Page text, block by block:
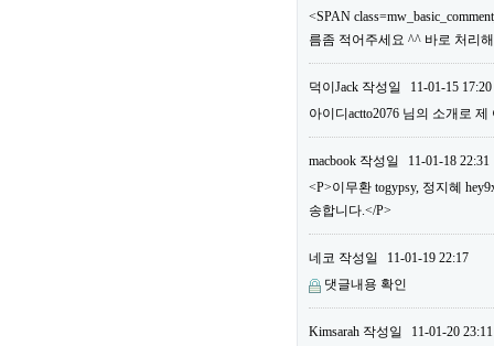
<SPAN
름좀 적어주세요 ^^ 바로 처리
덕이Jack 작성일
11-01-15 17:20
아이디actto2076 님의 소개로
macbook 작성일
11-01-18 22:31
<P>이무환 togypsy, 정지혜
송합니다.</P>
네코 작성일
11-01-19 22:17
댓글내용 확인
Kimsarah 작성일
11-01-20 23:11